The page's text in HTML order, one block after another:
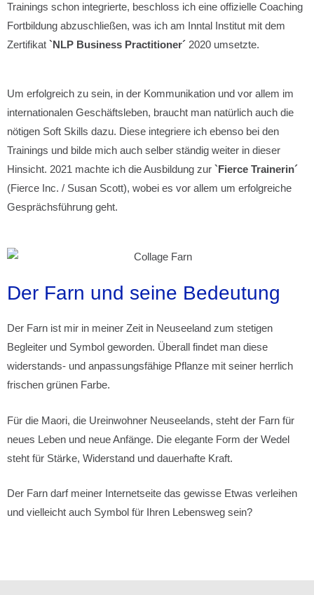
Trainings schon integrierte, beschloss ich eine offizielle Coaching
Fortbildung abzuschließen, was ich am Inntal Institut mit dem
Zertifikat `NLP Business Practitioner´ 2020 umsetzte.
Um erfolgreich zu sein, in der Kommunikation und vor allem im
internationalen Geschäftsleben, braucht man natürlich auch die
nötigen Soft Skills dazu. Diese integriere ich ebenso bei den
Trainings und bilde mich auch selber ständig weiter in dieser
Hinsicht. 2021 machte ich die Ausbildung zur `Fierce Trainerin´
(Fierce Inc. / Susan Scott), wobei es vor allem um erfolgreiche
Gesprächsführung geht.
Der Farn und seine Bedeutung
Der Farn ist mir in meiner Zeit in Neuseeland zum stetigen
Begleiter und Symbol geworden. Überall findet man diese
widerstands- und anpassungsfähige Pflanze mit seiner herrlich
frischen grünen Farbe.
Für die Maori, die Ureinwohner Neuseelands, steht der Farn für
neues Leben und neue Anfänge. Die elegante Form der Wedel
steht für Stärke, Widerstand und dauerhafte Kraft.
Der Farn darf meiner Internetseite das gewisse Etwas verleihen
und vielleicht auch Symbol für Ihren Lebensweg sein?